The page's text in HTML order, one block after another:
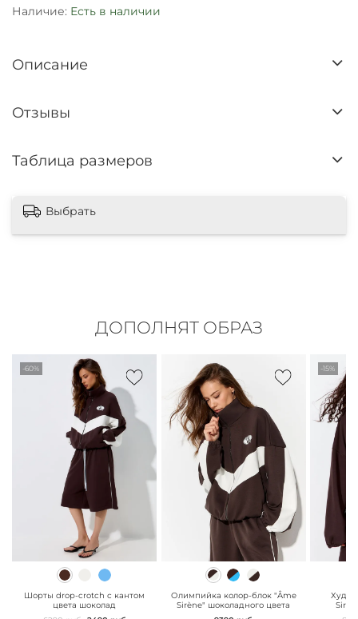
Наличие: Есть в наличии
Описание
Отзывы
Таблица размеров
Выбрать
ДОПОЛНЯТ ОБРАЗ
-60%
" class="js-prevent-
images">
Шорты drop-crotch с кантом
цвета шоколад
" class="js-prevent-
images">
Олимпийка колор-блок "Âme
Sirène" шоколадного цвета
-15%
Худи